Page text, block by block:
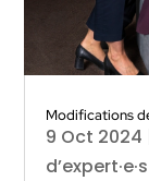
Modifications
9 Oct 2024
d’expert·e·s